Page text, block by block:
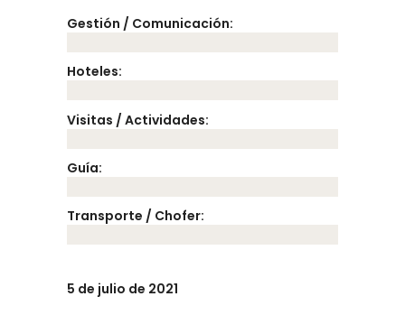
Gestión / Comunicación:
Hoteles:
Visitas / Actividades:
Guía:
Transporte / Chofer:
5 de julio de 2021